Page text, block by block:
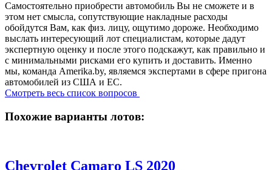
Самостоятельно приобрести автомобиль Вы не сможете и в
этом нет смысла, сопутствующие накладные расходы
обойдутся Вам, как физ. лицу, ощутимо дороже. Необходимо
выслать интересующий лот специалистам, которые дадут
экспертную оценку и после этого подскажут, как правильно и
с минимальными рисками его купить и доставить. Именно
мы, команда Amerika.by, являемся экспертами в сфере пригона
автомобилей из США и ЕС.
Смотреть весь список вопросов
Похожие варианты лотов:
Chevrolet Camaro LS 2020